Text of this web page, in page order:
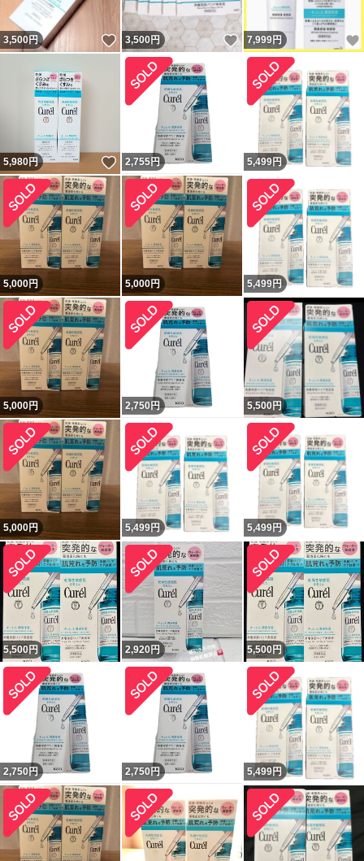
3,500円 いいね！
3,500円 いいね！
7,999円
5,980円 いいね！
2,755円 5,499円
5,000円 5,000円 5,499円
5,000円 2,750 円 5,500円
5,000円 5,499円 5,499円
5,500円 2,920円 5,500円
2,750 円 2,750 円 5,499円